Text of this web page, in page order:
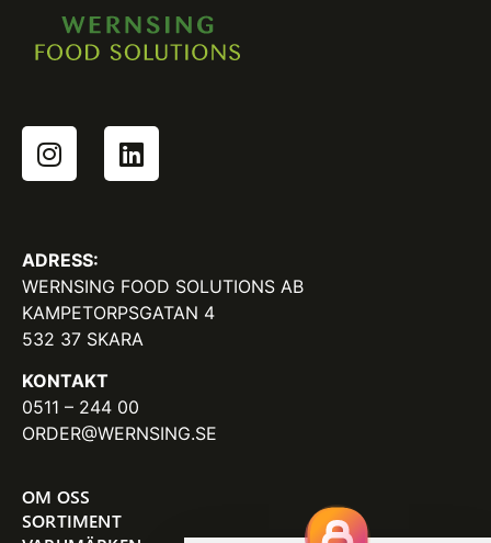
ADRESS:
WERNSING FOOD SOLUTIONS AB
KAMPETORPSGATAN 4
532 37 SKARA
KONTAKT
0511 – 244 00
ORDER@WERNSING.SE
OM OSS
SORTIMENT